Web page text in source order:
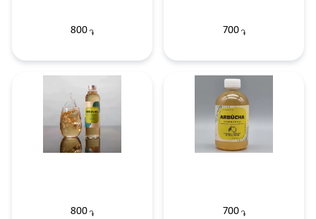
800֏ 700֏
800֏ 700֏